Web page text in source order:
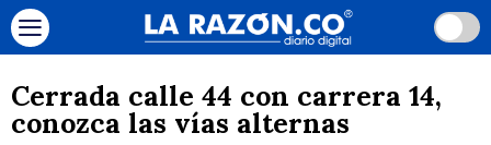
Cerrada calle 44 con carrera 14,
conozca las vías alternas